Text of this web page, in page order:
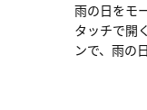
雨の日をモ
タッチで開
ンで、雨の